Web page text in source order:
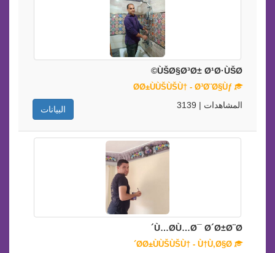
ÙŠØ§Ø³Ø± Ø¹Ø·ÙŠØ©
البيانات المشاهدات | 3139
Ù…Ø­Ù…Ø¯ Ø´Ø±Ø¨Ø´